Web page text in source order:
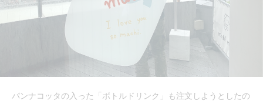
パンナコッタの入った「ボトルドリンク」も注文しようとしたの